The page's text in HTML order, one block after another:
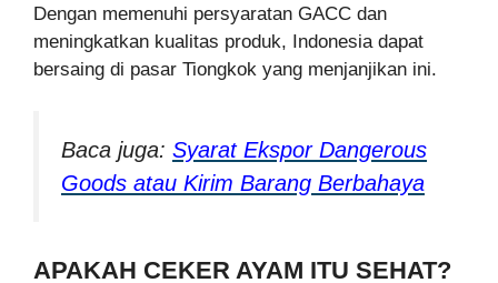
Dengan memenuhi persyaratan GACC dan
meningkatkan kualitas produk, Indonesia dapat
bersaing di pasar Tiongkok yang menjanjikan ini.
Baca juga: Syarat Ekspor Dangerous
Goods atau Kirim Barang Berbahaya
APAKAH CEKER AYAM ITU SEHAT?